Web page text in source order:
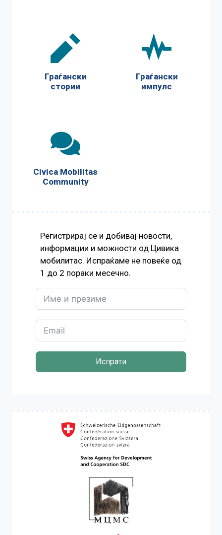
Граѓански
стории
Граѓански
импулс
Civica Mobilitas
Community
Регистрирај се и добивај новости,
информации и можности од Цивика
мобилитас. Испраќаме не повеќе од
1 до 2 пораки месечно.
Испрати